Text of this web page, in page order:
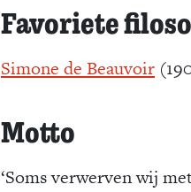
Favoriete
Simone de Beauvoir
Motto
‘Soms verwerven wij